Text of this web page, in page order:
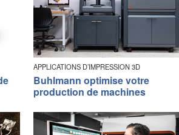
APPLICATIONS D’IMPRESSION 3D
Buhlmann optimise votre
production de machines